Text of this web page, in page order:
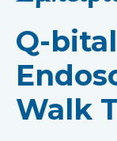
Q-
Walk